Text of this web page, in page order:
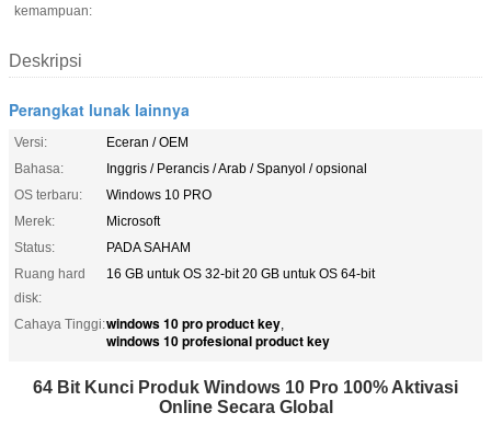
kemampuan:
Deskripsi
Perangkat lunak lainnya
Versi:
Eceran / OEM
Bahasa:
Inggris / Perancis / Arab / Spanyol / opsional
OS terbaru:
Windows 10 PRO
Merek:
Microsoft
Status:
PADA SAHAM
Ruang hard
disk:
16 GB untuk OS 32-bit 20 GB untuk OS 64-bit
Cahaya Tinggi:windows 10 pro product key,
windows 10 profesional product key
64 Bit Kunci Produk Windows 10 Pro 100% Aktivasi
Online Secara Global